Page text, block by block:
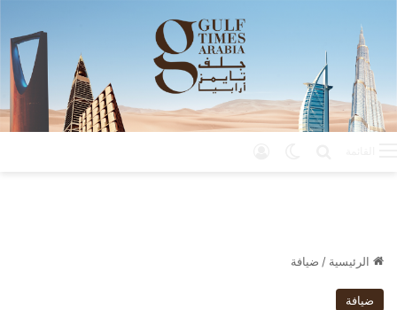
الرئيسية / ضيافة
ضيافة